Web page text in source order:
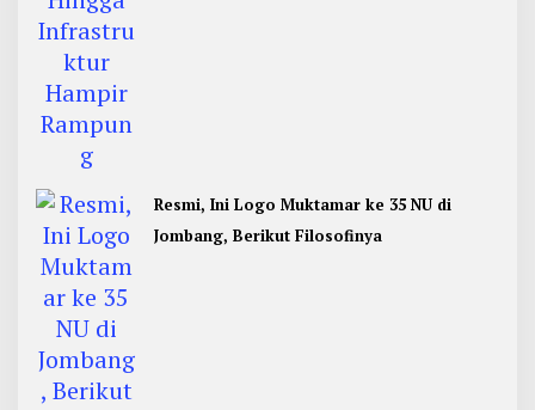
Resmi, Ini Logo Muktamar ke 35 NU di
Jombang, Berikut Filosofinya